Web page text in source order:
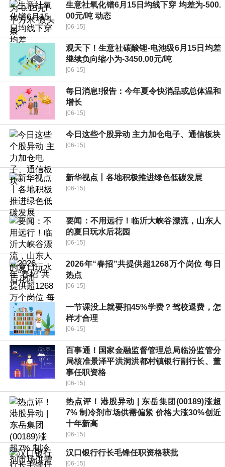
生意社氧化镨6月15日均线下穿 均差为-500.
00元/吨 动态
[06-15]
观天下！生意社碳酸锂-电池级6月15日均差
继续负向缩小为-3450.00元/吨
[06-15]
每日消息!报告：今年夏令快消品或总体温和
增长
[06-15]
今日这些个股异动 主力加仓电子、通信板块
[06-15]
新华视点丨各地积极推进绿色低碳发展
[06-15]
要闻：不用远行！临沂大峡谷漂流，山东人
的夏日玩水后花园
[06-15]
2026年“春招”共提供超1268万个岗位 每日
热点
[06-15]
一节课没上就要扣45%学费？驾校退费，怎
样才合理
[06-15]
百事通！国家金融监督管理总局临汾监管分
局核准景泽平洪洞洪都村镇银行副行长、董
事任职资格
[06-15]
热点评！港股异动 | 东岳集团(00189)涨超
7% 制冷剂市场供需偏紧 价格大涨30%创近
十年新高
[06-15]
汉口银行行长毛锋任职资格获批
[06-15]